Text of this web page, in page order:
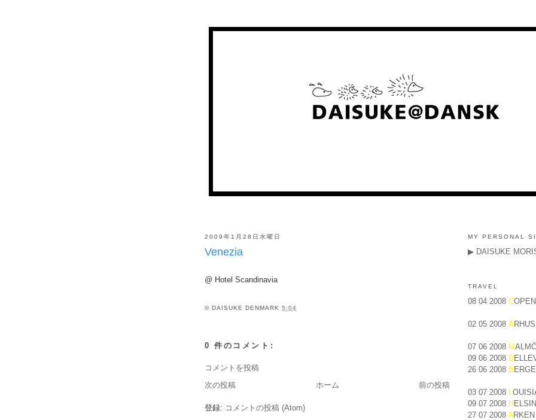
2009年1月28日水曜日
Venezia
@ Hotel Scandinavia
©DAISUKE DENMARK5:04
0 件のコメント:
コメントを投稿
次の投稿
前の投稿
ホーム
登録: コメントの投稿 (Atom)
MY PERSONAL
▶ DAISUKE
TRAVEL
08 04 2008 C
02 05 2008 ÅRHUS
07 06 2008 M
09 06 2008 B
26 06 2008 B
03 07 2008
09 07 2008 H
27 07 2008 ARKEN